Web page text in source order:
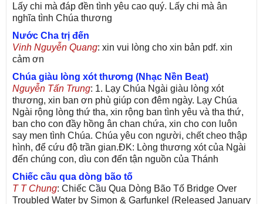
Lấy chi mà đáp đền tình yêu cao quý. Lấy chi mà ân
nghĩa tình Chúa thương
Nước Cha trị đến
Vinh Nguyễn Quang: xin vui lòng cho xin bản pdf. xin
cảm ơn
Chúa giàu lòng xót thương (Nhạc Nền Beat)
Nguyễn Tấn Trung: 1. Lạy Chúa Ngài giàu lòng xót
thương, xin ban ơn phù giúp con đêm ngày. Lạy Chúa
Ngài rộng lòng thứ tha, xin rộng ban tình yêu và tha thứ,
ban cho con đầy hồng ân chan chứa, xin cho con luôn
say men tình Chúa. Chúa yêu con người, chết cheo thập
hình, để cứu độ trần gian.ĐK: Lòng thương xót của Ngài
đến chúng con, dìu con đến tận nguồn của Thánh
Chiếc cầu qua dòng bão tố
T T Chung: Chiếc Cầu Qua Dòng Bão Tố Bridge Over
Troubled Water by Simon & Garfunkel (Released January